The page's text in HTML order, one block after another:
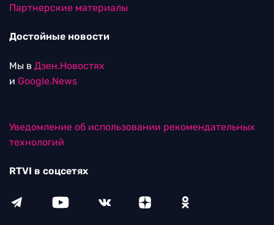
Партнерские материалы
Достойные новости
Мы в Дзен.Новостях
и Google.News
Уведомление об использовании рекомендательных
технологий
RTVI в соцсетях